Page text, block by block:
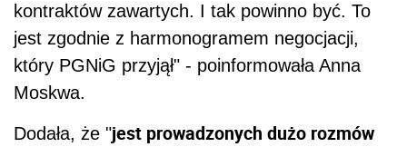
kontraktów zawartych. I tak powinno być. To
jest zgodnie z harmonogramem negocjacji,
który PGNiG przyjął" - poinformowała Anna
Moskwa.
Dodała, że "jest prowadzonych dużo rozmów